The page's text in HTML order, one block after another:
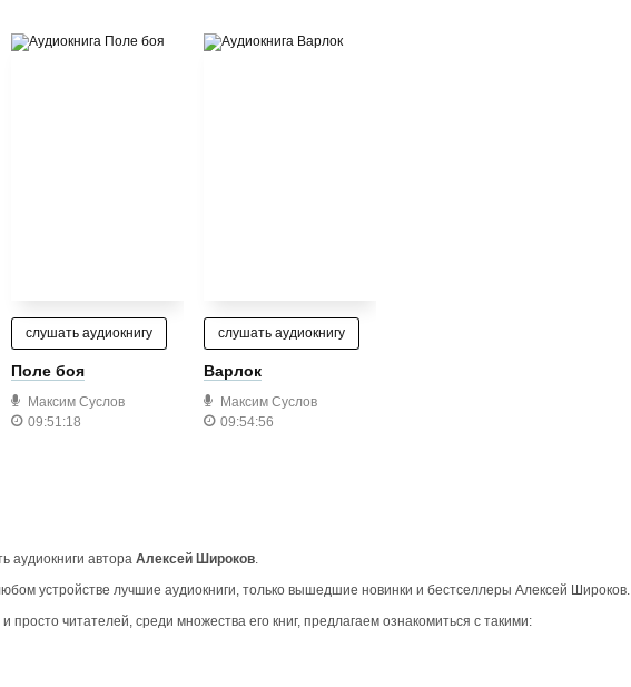
слушать аудиокнигу
Поле боя
Максим Суслов
09:51:18
слушать аудиокнигу
Варлок
Максим Суслов
09:54:56
аудиокниги автора Алексей Широков.
устройстве лучшие аудиокниги, только вышедшие новинки и бестселлеры Алексей Широков.
читателей, среди множества его книг, предлагаем ознакомиться с такими: